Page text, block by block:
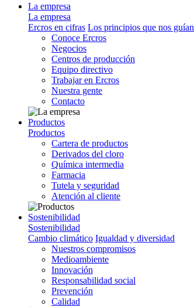
La empresa
La empresa
Ercros en cifras Los principios que nos guían
Conoce Ercros
Negocios
Centros de producción
Equipo directivo
Trabajar en Ercros
Nuestra gente
Contacto
Productos
Productos
Cartera de productos
Derivados del cloro
Química intermedia
Farmacia
Tutela y seguridad
Atención al cliente
Sostenibilidad
Sostenibilidad
Cambio climático Igualdad y diversidad
Nuestros compromisos
Medioambiente
Innovación
Responsabilidad social
Prevención
Calidad